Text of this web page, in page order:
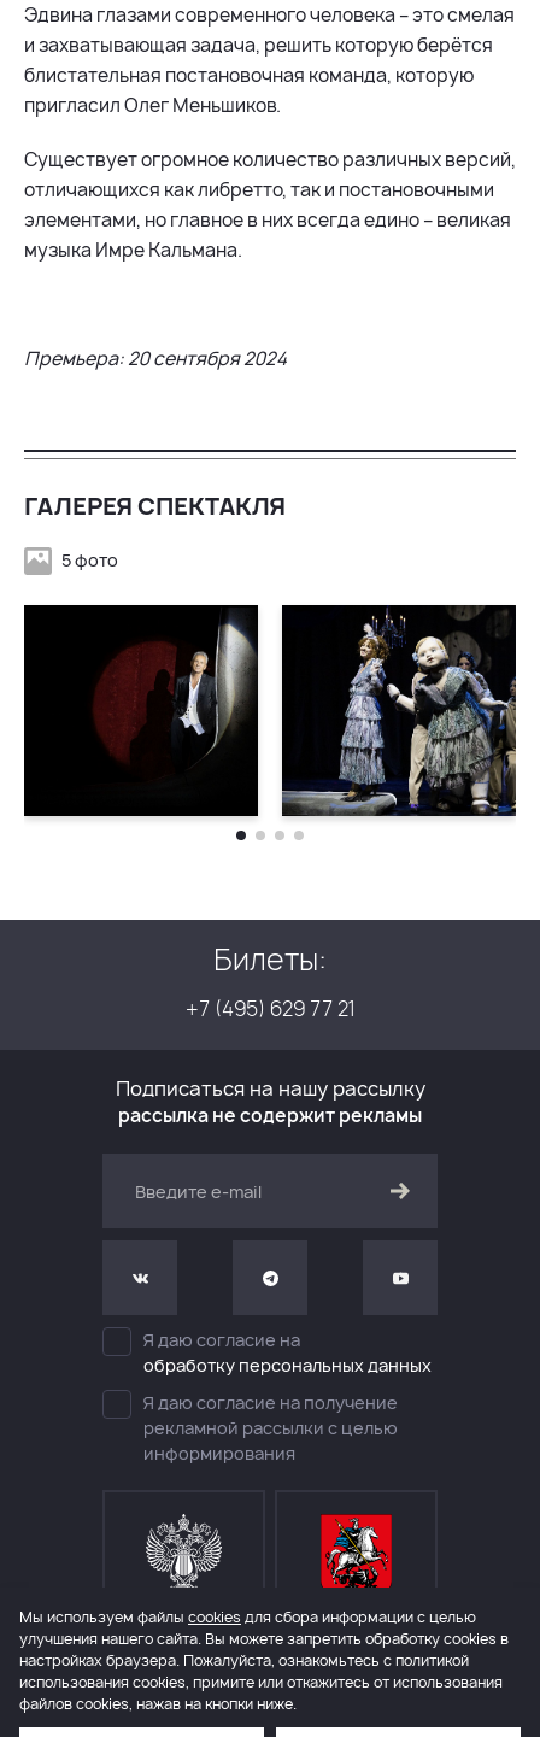
Эдвина глазами современного человека – это смелая
и захватывающая задача, решить которую берётся
блистательная постановочная команда, которую
пригласил Олег Меньшиков.
Существует огромное количество различных версий,
отличающихся как либретто, так и постановочными
элементами, но главное в них всегда едино – великая
музыка Имре Кальмана.
Премьера: 20 сентября 2024
ГАЛЕРЕЯ СПЕКТАКЛЯ
5 фото
Билеты:
+7 (495) 629 77 21
Подписаться на нашу рассылку
рассылка не содержит рекламы
Я даю согласие на
обработку персональных данных
Я даю согласие на получение
рекламной рассылки с целью
информирования
МИНИСТЕРСТВО КУЛЬТУРЫ
РОССИЙСКОЙ ФЕДЕРАЦИИ
ДЕПАРТАМЕНТ КУЛЬТУРЫ
ГОРОДА МОСКВЫ
© 2006 – 2026 Международный театральный фестиваль им. А.П.Чехова
Политика конфиденциальности
Мы используем файлы cookies для сбора информации с целью
улучшения нашего сайта. Вы можете запретить обработку сookies в
настройках браузера. Пожалуйста, ознакомьтесь с политикой
использования cookies, примите или откажитесь от использования
файлов cookies, нажав на кнопки ниже.